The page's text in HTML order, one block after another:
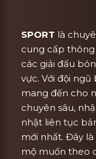
SPORT là
cung cấp
các giải đấu
vực. Với đội ngũ
mang đến cho
chuyên sâu,
nhật liên tục
mới nhất. Đây
mộ muốn theo